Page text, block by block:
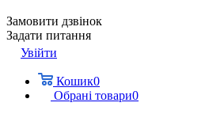
Замовити дзвінок
Задати питання
Увійти
Кошик0
Обрані товари0